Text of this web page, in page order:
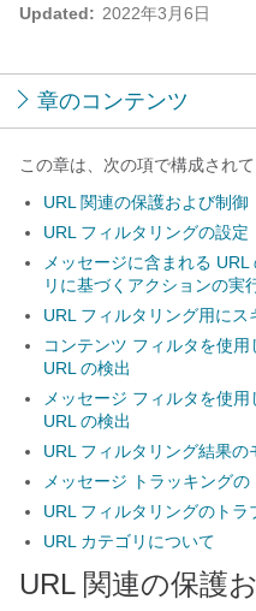
Updated: 2022年3月6日
章のコンテンツ
この章は、次の項で構成されて
URL 関連の保護および制御
URL フィルタリングの設定
メッセージに含まれる
リに基づくアクションの実
URL フィルタリング用に
コンテンツ フィルタを使
URL の検出
メッセージ フィルタを使
URL の検出
URL フィルタリング結果の
メッセージ トラッキング
URL フィルタリングのト
URL カテゴリについて
URL 関連の保護